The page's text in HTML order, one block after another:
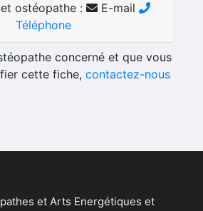
ostéopathe :
E-mail
Téléphone
concerné et que vous
cette fiche, contactez-nous
et Arts Energétiques et